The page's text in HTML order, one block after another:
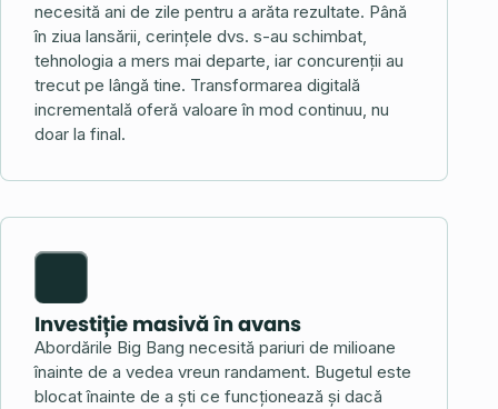
necesită ani de zile pentru a arăta rezultate. Până
în ziua lansării, cerințele dvs. s-au schimbat,
tehnologia a mers mai departe, iar concurenții au
trecut pe lângă tine. Transformarea digitală
incrementală oferă valoare în mod continuu, nu
doar la final.
Investiție masivă în avans
Abordările Big Bang necesită pariuri de milioane
înainte de a vedea vreun randament. Bugetul este
blocat înainte de a ști ce funcționează și dacă